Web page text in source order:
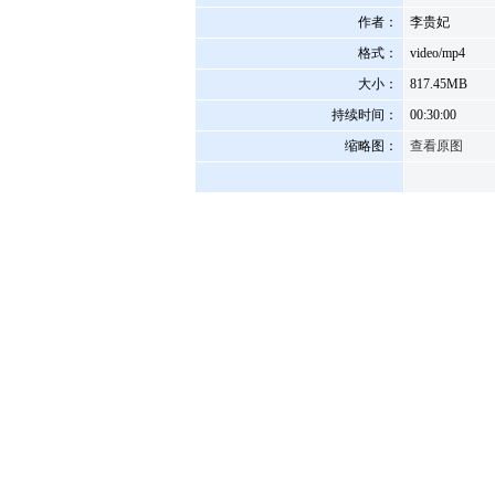
作者：
李贵妃
格式：
video/mp4
大小：
817.45MB
持续时间：
00:30:00
缩略图：
查看原图